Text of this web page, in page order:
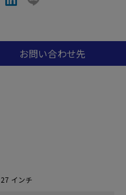
お問い合わせ先
27 インチ